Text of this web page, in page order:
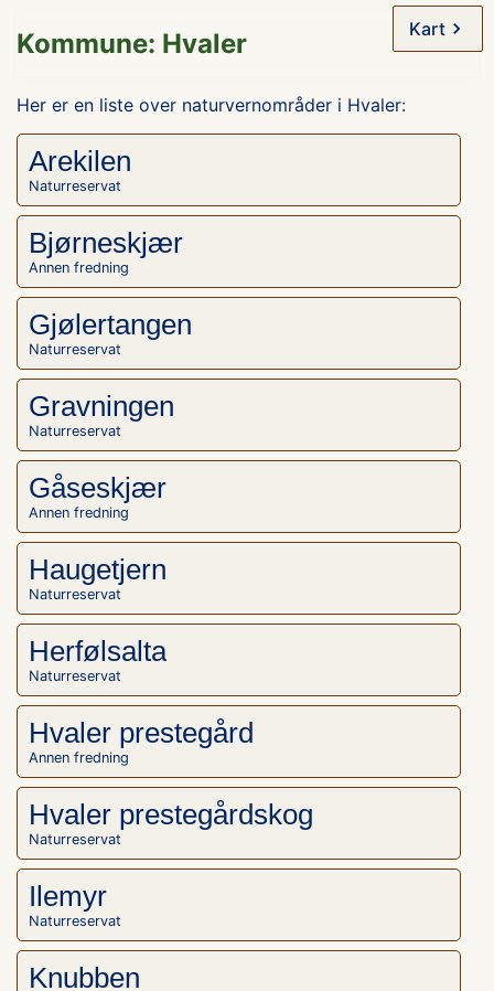
Kart
Kommune: Hvaler
Her er en liste over naturvernområder i Hvaler:
Arekilen
Naturreservat
Bjørneskjær
Annen fredning
Gjølertangen
Naturreservat
Gravningen
Naturreservat
Gåseskjær
Annen fredning
Haugetjern
Naturreservat
Herfølsalta
Naturreservat
Hvaler prestegård
Annen fredning
Hvaler prestegårdskog
Naturreservat
Ilemyr
Naturreservat
Knubben